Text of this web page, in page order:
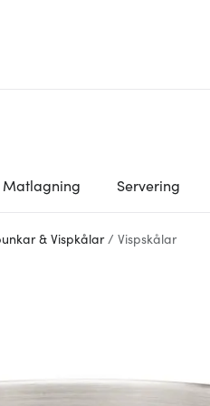
Matlagning Servering
& Vispkålar / Vispskålar